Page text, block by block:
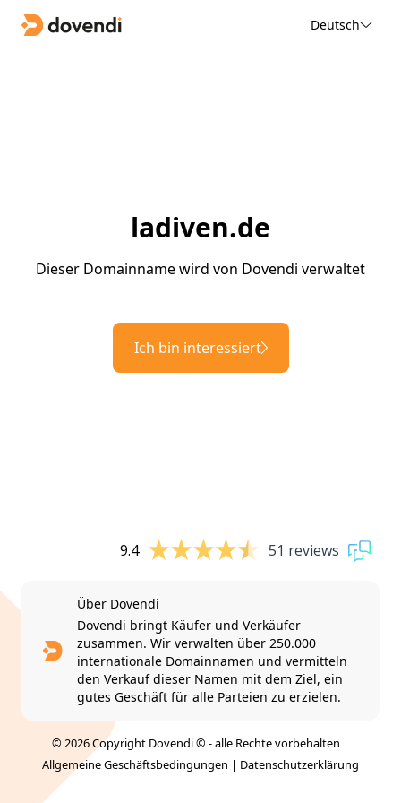
Deutsch
ladiven.de
Dieser Domainname wird von Dovendi verwaltet
Ich bin interessiert
9.4 51 reviews
Über Dovendi
Dovendi bringt Käufer und Verkäufer
zusammen. Wir verwalten über 250.000
internationale Domainnamen und vermitteln
den Verkauf dieser Namen mit dem Ziel, ein
gutes Geschäft für alle Parteien zu erzielen.
© 2026 Copyright Dovendi © - alle Rechte vorbehalten |
Allgemeine Geschäftsbedingungen | Datenschutzerklärung